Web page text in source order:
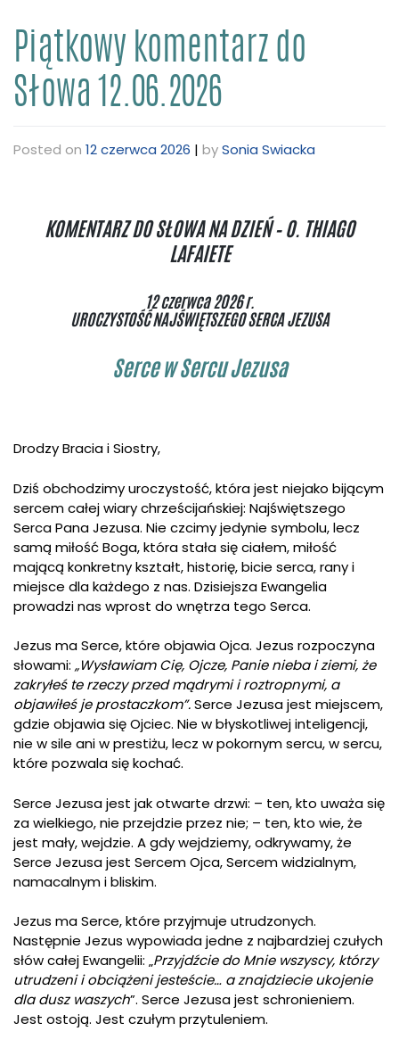
Piątkowy komentarz do
Słowa 12.06.2026
Posted on 12 czerwca 2026 | bySonia Swiacka
KOMENTARZ DO SŁOWA NA DZIEŃ – O. THIAGO
LAFAIETE
12 czerwca 2026 r.
UROCZYSTOŚĆ NAJŚWIĘTSZEGO SERCA JEZUSA
Serce w Sercu Jezusa
Drodzy Bracia i Siostry,
Dziś obchodzimy uroczystość, która jest niejako bijącym
sercem całej wiary chrześcijańskiej: Najświętszego
Serca Pana Jezusa. Nie czcimy jedynie symbolu, lecz
samą miłość Boga, która stała się ciałem, miłość
mającą konkretny kształt, historię, bicie serca, rany i
miejsce dla każdego z nas. Dzisiejsza Ewangelia
prowadzi nas wprost do wnętrza tego Serca.
Jezus ma Serce, które objawia Ojca. Jezus rozpoczyna
słowami: „Wysławiam Cię, Ojcze, Panie nieba i ziemi, że
zakryłeś te rzeczy przed mądrymi i roztropnymi, a
objawiłeś je prostaczkom”.Serce Jezusa jest miejscem,
gdzie objawia się Ojciec. Nie w błyskotliwej inteligencji,
nie w sile ani w prestiżu, lecz w pokornym sercu, w sercu,
które pozwala się kochać.
Serce Jezusa jest jak otwarte drzwi: – ten, kto uważa się
za wielkiego, nie przejdzie przez nie; – ten, kto wie, że
jest mały, wejdzie. A gdy wejdziemy, odkrywamy, że
Serce Jezusa jest Sercem Ojca, Sercem widzialnym,
namacalnym i bliskim.
Jezus ma Serce, które przyjmuje utrudzonych.
Następnie Jezus wypowiada jedne z najbardziej czułych
słów całej Ewangelii: „Przyjdźcie do Mnie wszyscy, którzy
utrudzeni i obciążeni jesteście… a znajdziecie ukojenie
dla dusz waszych”. Serce Jezusa jest schronieniem.
Jest ostoją. Jest czułym przytuleniem.